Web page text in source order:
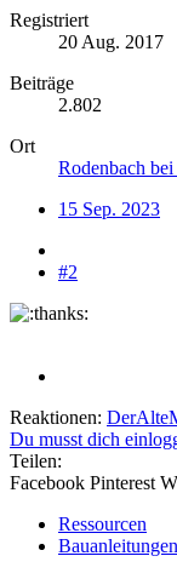
Registriert
20 Aug. 2017
Beiträge
2.802
Ort
Rodenbach
15 Sep. 2023
#2
Reaktionen:
Du musst dich
Teilen:
Facebook Pinterest
Ressourcen
Bauanleitungen